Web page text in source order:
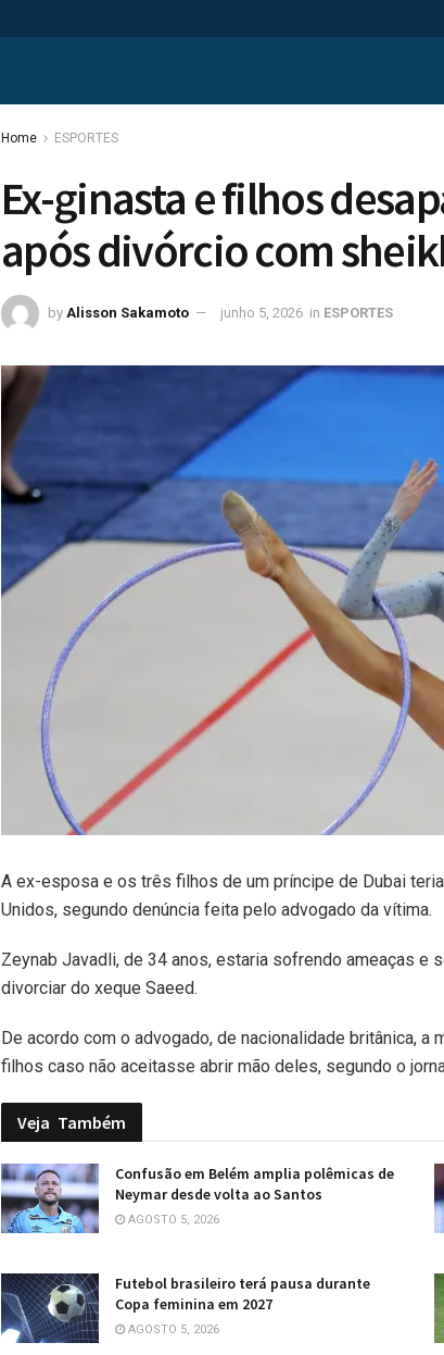
Home ESPORTES
Ex-ginasta e filhos
após divórcio com
by Alisson Sakamoto junho 5, 2026 in ESPORTES
A ex-esposa e os três filhos de um príncipe de Dubai
Unidos, segundo denúncia feita pelo advogado da vítima.
Zeynab Javadli, de 34 anos, estaria sofrendo ameaças e
divorciar do xeque Saeed.
De acordo com o advogado, de nacionalidade britânica, a
filhos caso não aceitasse abrir mão deles, segundo o
Veja Também
Confusão em Belém amplia polêmicas de
Neymar desde volta ao Santos
AGOSTO 5, 2026
Futebol brasileiro terá pausa durante
Copa feminina em 2027
AGOSTO 5, 2026